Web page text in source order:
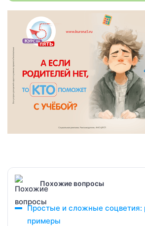
Похожие вопросы
Простые и сложные соцветия:
примеры